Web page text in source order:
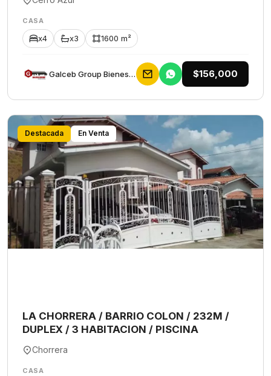
CASA
x4 x3 1600 m²
Galceb Group Bienes Raices $156,000
Destacada En Venta
LA CHORRERA / BARRIO COLON / 232M /
DUPLEX / 3 HABITACION / PISCINA
Chorrera
CASA